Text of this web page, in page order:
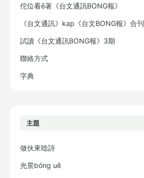
佗位看ē著《台文通訊BONG報》
《台文通訊》kap《台文BONG報》合刊
試讀《台文通訊BONG報》3期
聯絡方式
字典
主題
做伙來唸詩
光景bóng uē